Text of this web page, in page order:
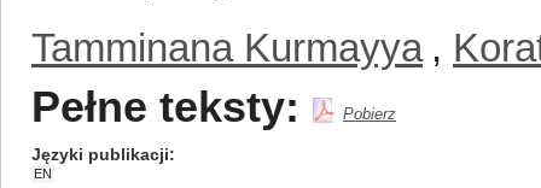
Tamminana Kurmayya ,
Pełne teksty: Pobierz
Języki publikacji
EN